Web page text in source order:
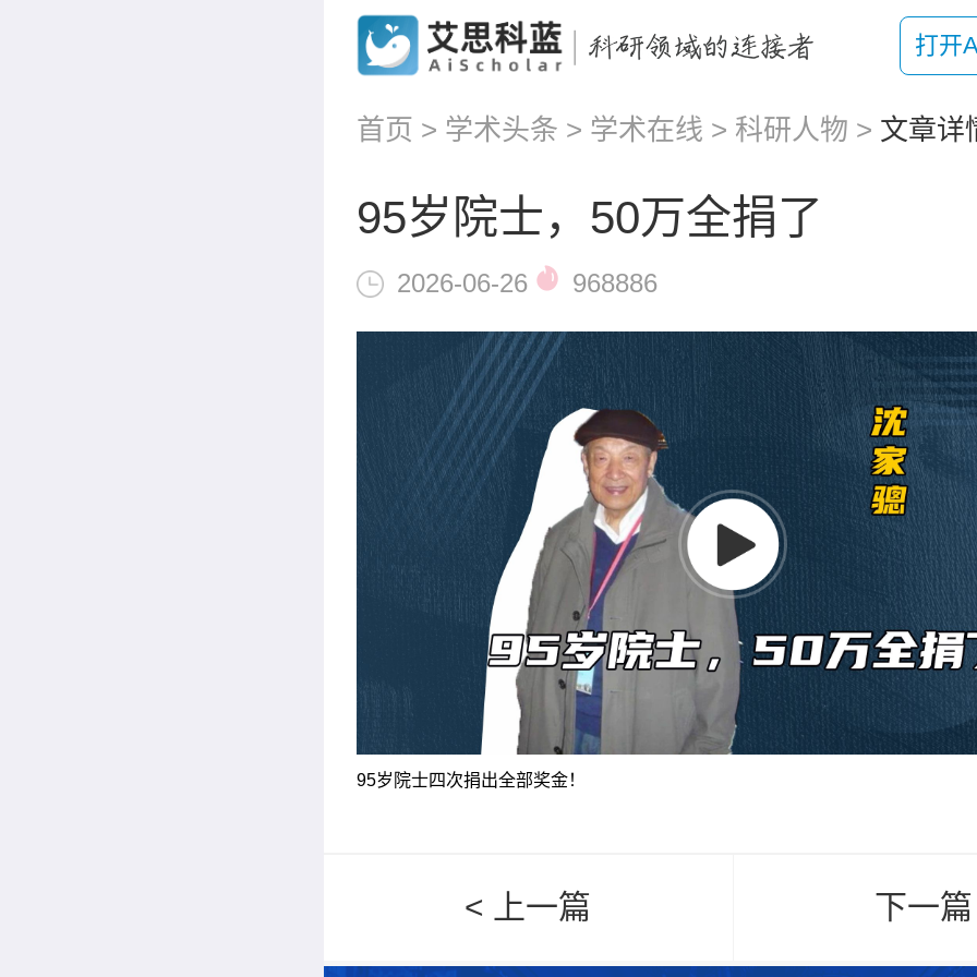
打开
首页 > 学术头条 > 学术在线 > 科研人物 > 文章详
95岁院士，50万全捐了
2026-06-26 968886
95岁院士四次捐出全部奖金！
< 上一篇 下一